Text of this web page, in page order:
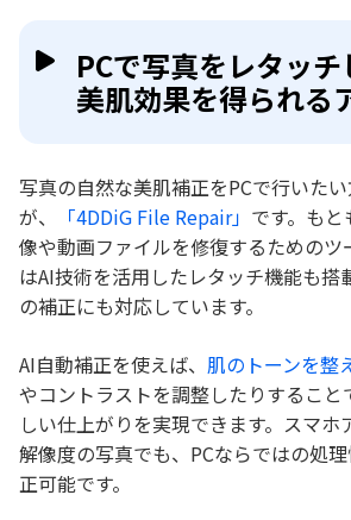
PCで写真をレタッ
美肌効果を得られる
写真の自然な美肌補正をPCで行いた
が、
「4DDiG File Repair」 です。も
像や動画ファイルを修復するためのツ
はAI技術を活用したレタッチ機能も搭
の補正にも対応しています。
AI自動補正を使えば、 肌のトーンを整
やコントラストを調整したりすること
しい仕上がりを実現できます。スマホ
解像度の写真でも、PCならではの処
正可能です。